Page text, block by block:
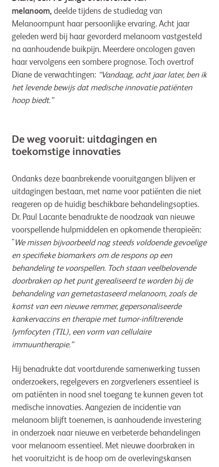
melanoom, deelde tijdens de studiedag van
Melanoompunt haar persoonlijke ervaring. Acht jaar
geleden werd bij haar gevorderd melanoom vastgesteld
na aanhoudende buikpijn. Meerdere oncologen gaven
haar vervolgens een sombere prognose. Toch overtrof
Diane de verwachtingen: “Vandaag, acht jaar later, ben ik
het levende bewijs dat medische innovatie patiënten
hoop biedt.”
De weg vooruit: uitdagingen en
toekomstige innovaties
Ondanks deze baanbrekende vooruitgangen blijven er
uitdagingen bestaan, met name voor patiënten die niet
reageren op de huidig beschikbare behandelingsopties.
Dr. Paul Lacante benadrukte de noodzaak van nieuwe
voorspellende hulpmiddelen en opkomende therapieën:
"We missen bijvoorbeeld nog steeds voldoende gevoelige
en specifieke biomarkers om de respons op een
behandeling te voorspellen. Toch staan veelbelovende
doorbraken op het punt gerealiseerd te worden bij de
behandeling van gemetastaseerd melanoom, zoals de
komst van een nieuwe remmer, gepersonaliseerde
kankervaccins en therapie met tumor-infiltrerende
lymfocyten (TIL), een vorm van cellulaire
immuuntherapie.”
Hij benadrukte dat voortdurende samenwerking tussen
onderzoekers, regelgevers en zorgverleners essentieel is
om patiënten in nood snel toegang te kunnen geven tot
medische innovaties. Aangezien de incidentie van
melanoom blijft toenemen, is aanhoudende investering
in onderzoek naar nieuwe en verbeterde behandelingen
voor melanoom essentieel. Met nieuwe doorbraken in
het vooruitzicht is de hoop om de overlevingskansen